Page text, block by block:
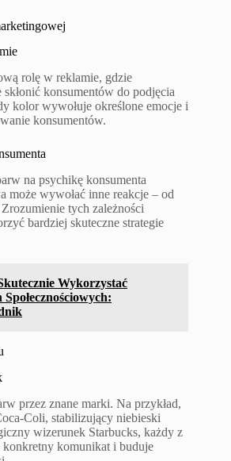
rolę w reklamie, gdzie
konsumentów do podjęcia
kolor wywołuje określone emocje i
konsumentów.
na psychikę konsumenta
może wywołać inne reakcje – od
tych zależności
bardziej skuteczne strategie
Wykorzystać
przez znane marki. Na przykład,
Coli, stabilizujący niebieski
wizerunek Starbucks, każdy z
komunikat i buduje